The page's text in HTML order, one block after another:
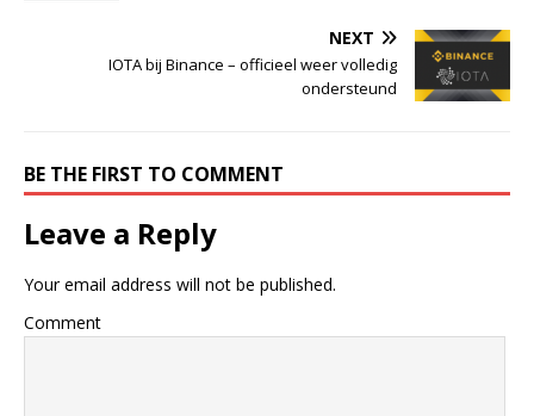
NEXT
IOTA bij Binance – officieel weer volledig
ondersteund
BE THE FIRST TO COMMENT
Leave a Reply
Your email address will not be published.
Comment